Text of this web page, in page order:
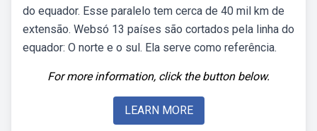
do equador. Esse paralelo tem cerca de 40 mil km de
extensão. Websó 13 países são cortados pela linha do
equador: O norte e o sul. Ela serve como referência.
For more information, click the button below.
LEARN MORE